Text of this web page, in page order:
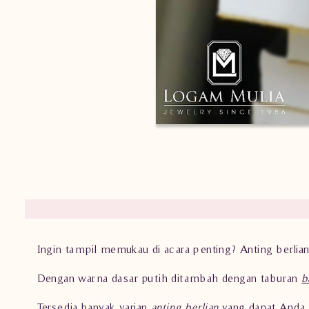
Ingin tampil memukau di acara penting? Anting
Dengan warna dasar putih ditambah dengan taburan